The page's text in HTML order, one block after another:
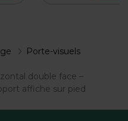
Porte-visuels
double face –
affiche sur pied